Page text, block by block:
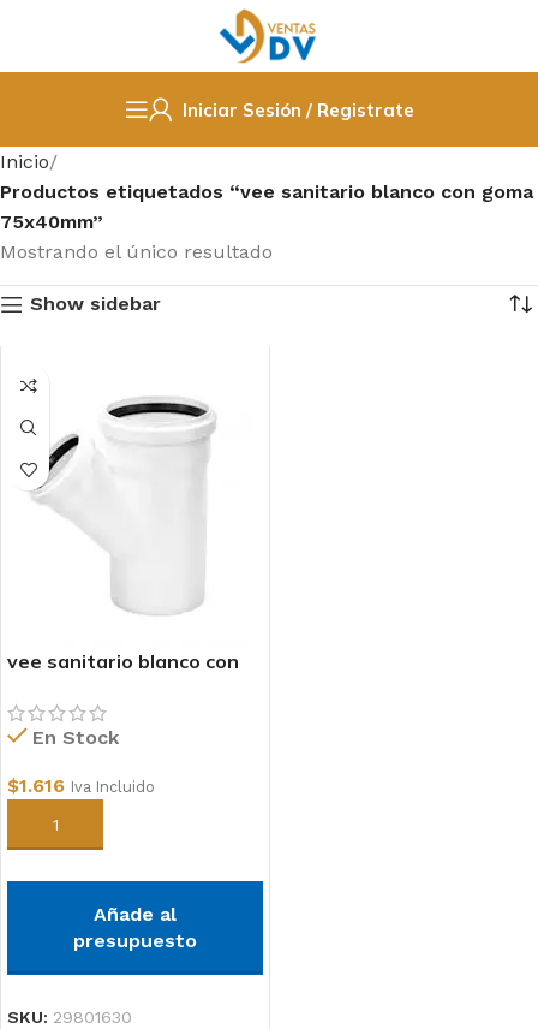
Iniciar Sesión / Registrate
Inicio
Productos etiquetados “vee sanitario blanco con goma
75x40mm”
Mostrando el único resultado
Show sidebar
vee sanitario blanco con
En Stock
$1.616 Iva Incluido
Añadir al carrito
Añade al
presupuesto
SKU: 29801630